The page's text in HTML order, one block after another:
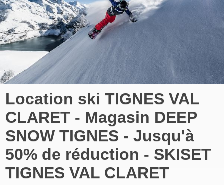
Location ski TIGNES VAL
CLARET - Magasin DEEP
SNOW TIGNES - Jusqu'à
50% de réduction - SKISET
TIGNES VAL CLARET